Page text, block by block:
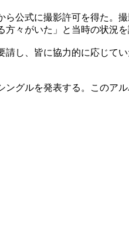
ら公式に撮影許可を得た。
々がいた」と当時の状況を
請し、皆に協力的に応じて
ングルを発表する。この